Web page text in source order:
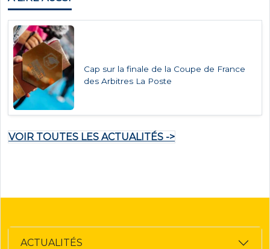
Cap sur la finale de la Coupe de France
des Arbitres La Poste
VOIR TOUTES LES ACTUALITÉS ->
ACTUALITÉS